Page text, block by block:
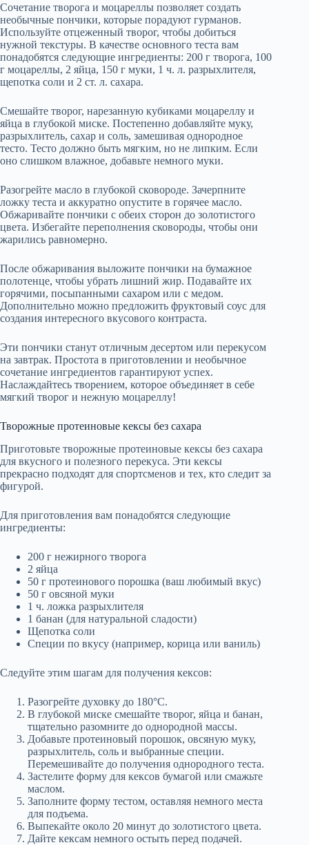
Сочетание творога и моцареллы позволяет создать
необычные пончики, которые порадуют гурманов.
Используйте отцеженный творог, чтобы добиться
нужной текстуры. В качестве основного теста вам
понадобятся следующие ингредиенты: 200 г творога, 100
г моцареллы, 2 яйца, 150 г муки, 1 ч. л. разрыхлителя,
щепотка соли и 2 ст. л. сахара.
Смешайте творог, нарезанную кубиками моцареллу и
яйца в глубокой миске. Постепенно добавляйте муку,
разрыхлитель, сахар и соль, замешивая однородное
тесто. Тесто должно быть мягким, но не липким. Если
оно слишком влажное, добавьте немного муки.
Разогрейте масло в глубокой сковороде. Зачерпните
ложку теста и аккуратно опустите в горячее масло.
Обжаривайте пончики с обеих сторон до золотистого
цвета. Избегайте переполнения сковороды, чтобы они
жарились равномерно.
После обжаривания выложите пончики на бумажное
полотенце, чтобы убрать лишний жир. Подавайте их
горячими, посыпанными сахаром или с медом.
Дополнительно можно предложить фруктовый соус для
создания интересного вкусового контраста.
Эти пончики станут отличным десертом или перекусом
на завтрак. Простота в приготовлении и необычное
сочетание ингредиентов гарантируют успех.
Наслаждайтесь творением, которое объединяет в себе
мягкий творог и нежную моцареллу!
Творожные протеиновые кексы без сахара
Приготовьте творожные протеиновые кексы без сахара
для вкусного и полезного перекуса. Эти кексы
прекрасно подходят для спортсменов и тех, кто следит за
фигурой.
Для приготовления вам понадобятся следующие
ингредиенты:
200 г нежирного творога
2 яйца
50 г протеинового порошка (ваш любимый вкус)
50 г овсяной муки
1 ч. ложка разрыхлителя
1 банан (для натуральной сладости)
Щепотка соли
Специи по вкусу (например, корица или ваниль)
Следуйте этим шагам для получения кексов:
Разогрейте духовку до 180°C.
В глубокой миске смешайте творог, яйца и банан,
тщательно разомните до однородной массы.
Добавьте протеиновый порошок, овсяную муку,
разрыхлитель, соль и выбранные специи.
Перемешивайте до получения однородного теста.
Застелите форму для кексов бумагой или смажьте
маслом.
Заполните форму тестом, оставляя немного места
для подъема.
Выпекайте около 20 минут до золотистого цвета.
Дайте кексам немного остыть перед подачей.